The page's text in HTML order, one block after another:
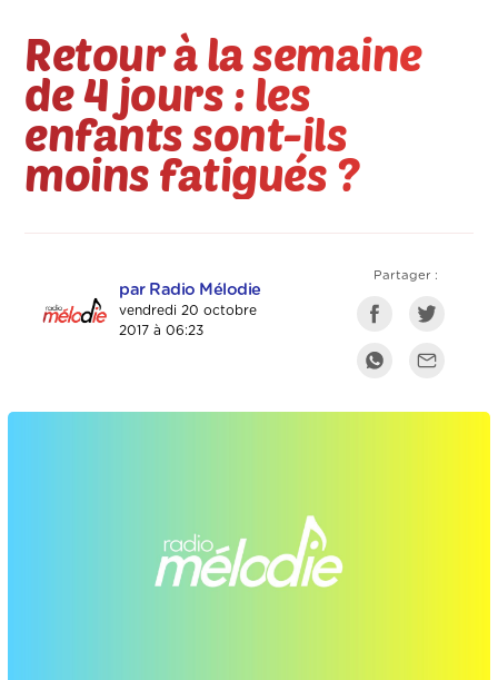
Retour à la semaine
de 4 jours : les
enfants sont-ils
moins fatigués ?
par Radio Mélodie
vendredi 20 octobre
2017 à 06:23
Partager :